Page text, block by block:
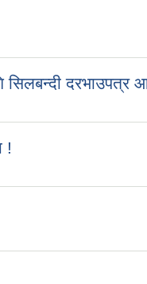
दरभाउपत्र
!